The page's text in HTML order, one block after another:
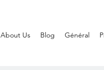
About Us Blog Général